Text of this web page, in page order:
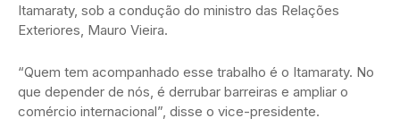
Itamaraty, sob a condução do ministro das Relações
Exteriores, Mauro Vieira.
“Quem tem acompanhado esse trabalho é o Itamaraty. No
que depender de nós, é derrubar barreiras e ampliar o
comércio internacional”, disse o vice-presidente.